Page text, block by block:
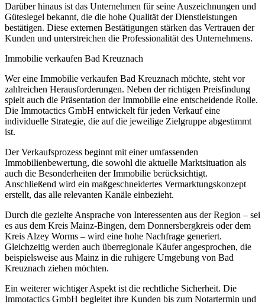
Darüber hinaus ist das Unternehmen für seine Auszeichnungen und
Gütesiegel bekannt, die die hohe Qualität der Dienstleistungen
bestätigen. Diese externen Bestätigungen stärken das Vertrauen der
Kunden und unterstreichen die Professionalität des Unternehmens.
Immobilie verkaufen Bad Kreuznach
Wer eine Immobilie verkaufen Bad Kreuznach möchte, steht vor
zahlreichen Herausforderungen. Neben der richtigen Preisfindung
spielt auch die Präsentation der Immobilie eine entscheidende Rolle.
Die Immotactics GmbH entwickelt für jeden Verkauf eine
individuelle Strategie, die auf die jeweilige Zielgruppe abgestimmt
ist.
Der Verkaufsprozess beginnt mit einer umfassenden
Immobilienbewertung, die sowohl die aktuelle Marktsituation als
auch die Besonderheiten der Immobilie berücksichtigt.
Anschließend wird ein maßgeschneidertes Vermarktungskonzept
erstellt, das alle relevanten Kanäle einbezieht.
Durch die gezielte Ansprache von Interessenten aus der Region – sei
es aus dem Kreis Mainz-Bingen, dem Donnersbergkreis oder dem
Kreis Alzey Worms – wird eine hohe Nachfrage generiert.
Gleichzeitig werden auch überregionale Käufer angesprochen, die
beispielsweise aus Mainz in die ruhigere Umgebung von Bad
Kreuznach ziehen möchten.
Ein weiterer wichtiger Aspekt ist die rechtliche Sicherheit. Die
Immotactics GmbH begleitet ihre Kunden bis zum Notartermin und